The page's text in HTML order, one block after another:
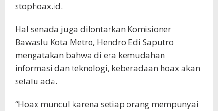
stophoax.id.
Hal senada juga dilontarkan Komisioner
Bawaslu Kota Metro, Hendro Edi Saputro
mengatakan bahwa di era kemudahan
informasi dan teknologi, keberadaan hoax akan
selalu ada.
“Hoax muncul karena setiap orang mempunyai